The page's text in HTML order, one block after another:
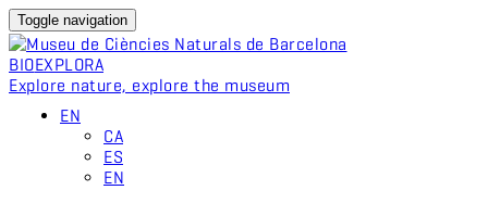
Toggle navigation
BIOEXPLORA
Explore nature, explore the museum
EN
CA
ES
EN